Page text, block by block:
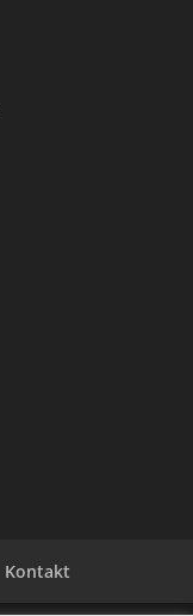
Kontakt